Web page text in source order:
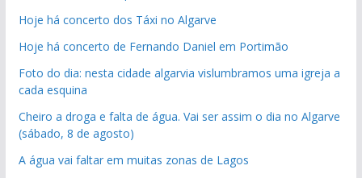
Hoje há concerto dos Táxi no Algarve
Hoje há concerto de Fernando Daniel em Portimão
Foto do dia: nesta cidade algarvia vislumbramos uma igreja a
cada esquina
Cheiro a droga e falta de água. Vai ser assim o dia no Algarve
(sábado, 8 de agosto)
A água vai faltar em muitas zonas de Lagos